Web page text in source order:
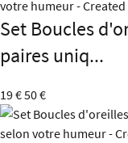
Set Boucles
paires uniq...
19 €50 €